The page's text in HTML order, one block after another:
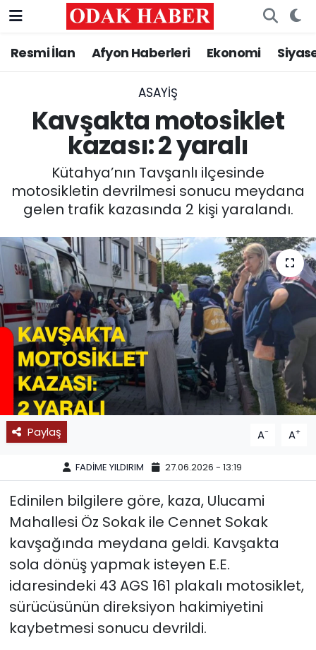
Resmi İlan Afyon Haberleri Ekonomi
ASAYİŞ
Kavşakta motosiklet
kazası: 2 yaralı
Kütahya’nın Tavşanlı ilçesinde
motosikletin devrilmesi sonucu meydana
gelen trafik kazasında 2 kişi yaralandı.
Paylaş A- A+
FADİME YILDIRIM 27.06.2026 - 13:19
Edinilen bilgilere göre, kaza, Ulucami
Mahallesi Öz Sokak ile Cennet Sokak
kavşağında meydana geldi. Kavşakta
sola dönüş yapmak isteyen E.E.
idaresindeki 43 AGS 161 plakalı motosiklet,
sürücüsünün direksiyon hakimiyetini
kaybetmesi sonucu devrildi.
AFYONKARAHİSAR HABERLERİ
ASAYİŞ
SİYASET
EĞİTİM
MAGAZİN
SAĞLIK
SPOR
11:11 MANŞET
Nöbetçi Eczaneler
Trafik Durumu
Süper Lig Puan Durumu ve Fikstür
Tüm Manşetler
Son Dakika Haberleri
Haber Arşivi